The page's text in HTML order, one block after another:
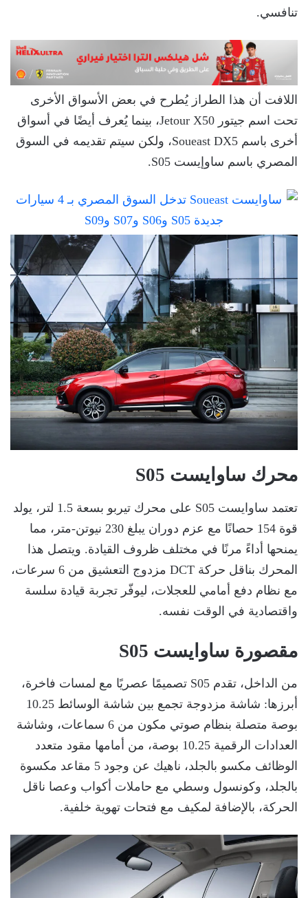
تنافسي.
اللافت أن هذا الطراز يُطرح في بعض الأسواق الأخرى
تحت اسم جيتور Jetour X50، بينما يُعرف أيضًا في أسواق
أخرى باسم Soueast DX5، ولكن سيتم تقديمه في السوق
المصري باسم ساوإيست S05.
محرك ساوايست S05
تعتمد ساوايست S05 على محرك تيربو بسعة 1.5 لتر، يولد
قوة 154 حصانًا مع عزم دوران يبلغ 230 نيوتن-متر، مما
يمنحها أداءً مرنًا في مختلف ظروف القيادة. ويتصل هذا
المحرك بناقل حركة DCT مزدوج التعشيق من 6 سرعات،
مع نظام دفع أمامي للعجلات، ليوفّر تجربة قيادة سلسة
واقتصادية في الوقت نفسه.
مقصورة ساوايست S05
من الداخل، تقدم S05 تصميمًا عصريًا مع لمسات فاخرة،
أبرزها: شاشة مزدوجة تجمع بين شاشة الوسائط 10.25
بوصة متصلة بنظام صوتي مكون من 6 سماعات، وشاشة
العدادات الرقمية 10.25 بوصة، من أمامها مقود متعدد
الوظائف مكسو بالجلد، ناهيك عن وجود 5 مقاعد مكسوة
بالجلد، وكونسول وسطي مع حاملات أكواب وعصا ناقل
الحركة، بالإضافة لمكيف مع فتحات تهوية خلفية.